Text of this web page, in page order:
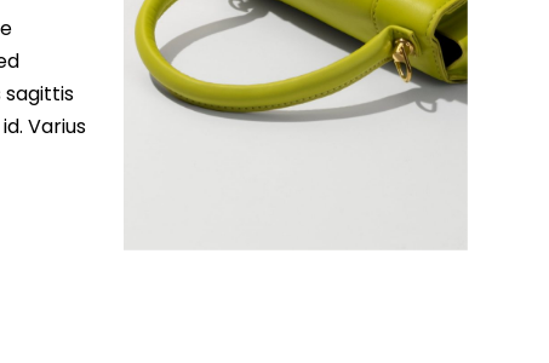
sagittis
Varius